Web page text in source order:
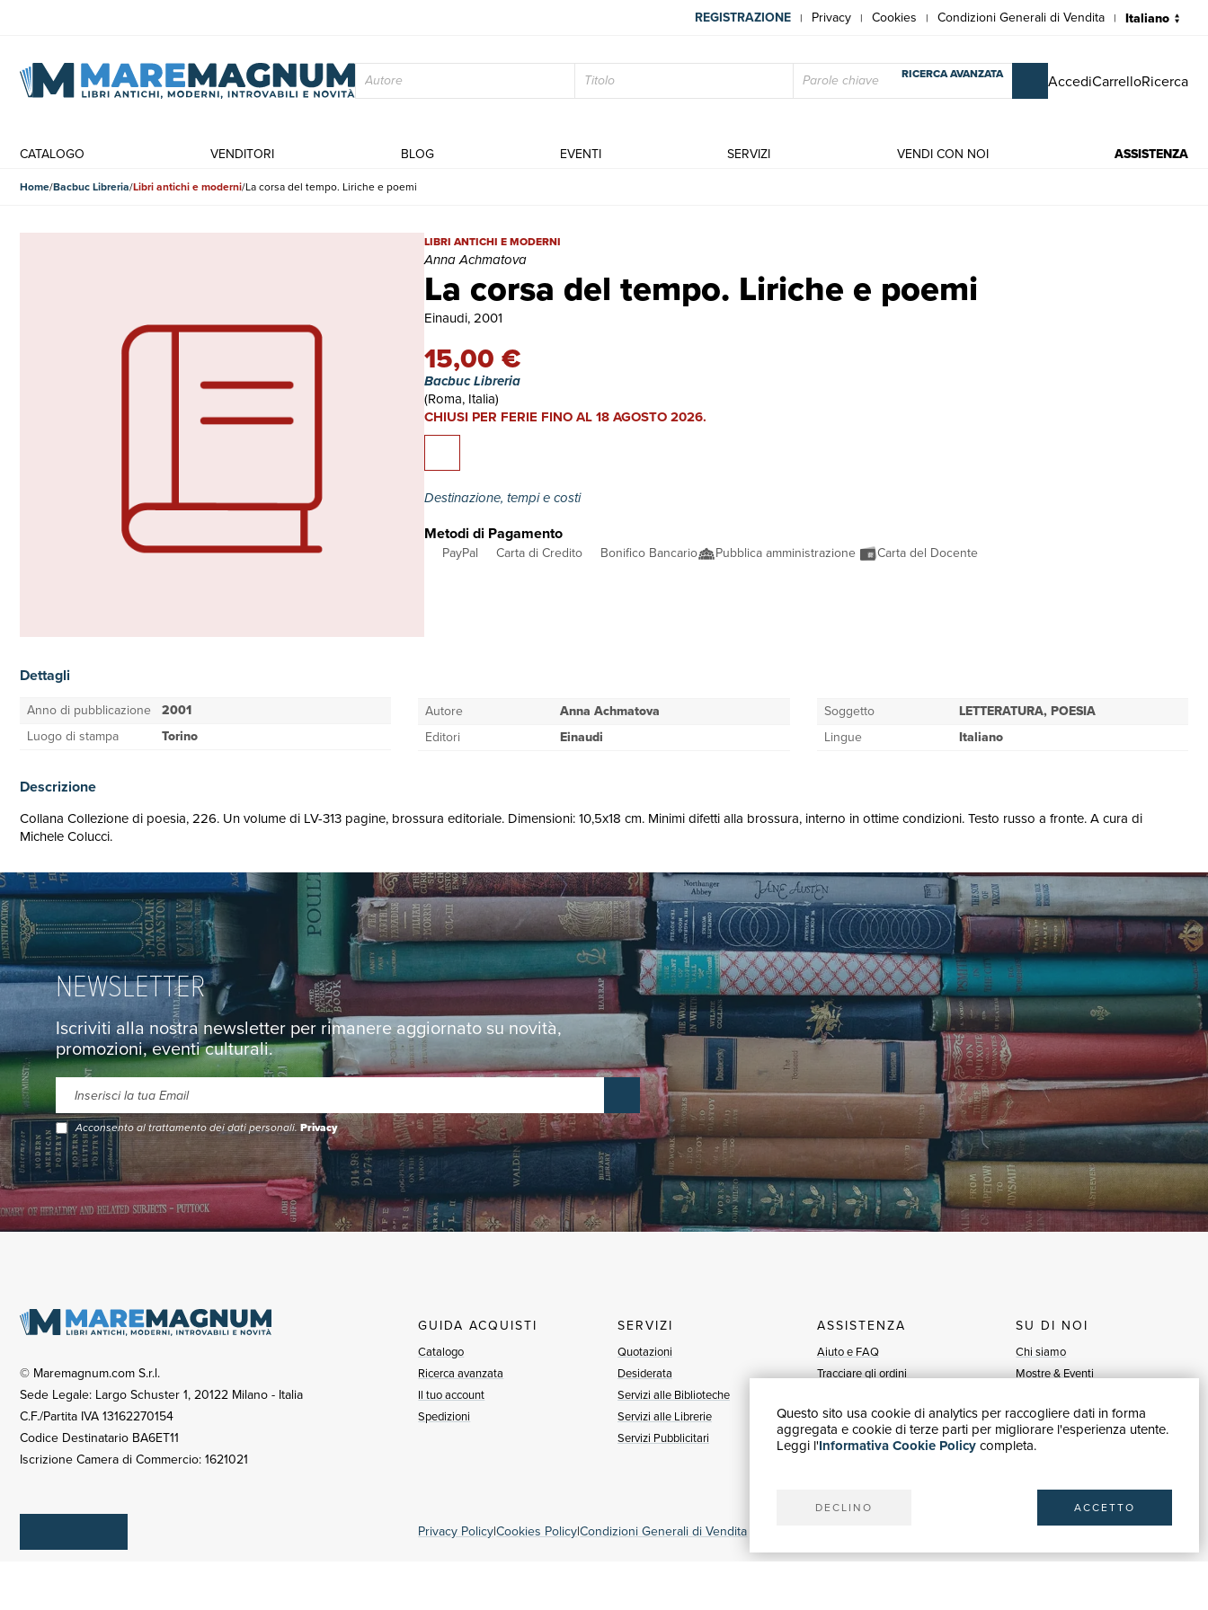
Questo sito usa cookie di analytics per raccogliere dati in forma
aggregata e cookie di terze parti per migliorare l'esperienza utente.
Leggi l'Informativa Cookie Policycompleta.
DECLINO ACCETTO
REGISTRAZIONE | Privacy | Cookies | Condizioni Generali di Vendita |
RICERCA AVANZATA AccediCarrelloRicerca
CATALOGO VENDITORI BLOG EVENTI SERVIZI VENDI CON NOI ASSISTENZA
Home Bacbuc Libreria Libri antichi e moderni La corsa del tempo. Liriche e poemi
La corsa del tempo. Liriche e poemi
La corsa del tempo. Liriche e poemi | Libri antichi e moderni | Anna Achmatova
LIBRI ANTICHI E MODERNI
Anna Achmatova
Einaudi, 2001
15,00 €
Bacbuc Libreria
(Roma, Italia)
CHIUSI PER FERIE FINO AL 18 AGOSTO 2026.
Destinazione, tempi e costi
Metodi di Pagamento
PayPal Carta di Credito Bonifico Bancario Pubblica amministrazione Carta del Docente
Dettagli
Anno di pubblicazione 2001
Luogo di stampa
Torino
Autore
Anna Achmatova
Editori
Einaudi
Soggetto
LETTERATURA, POESIA
Lingue
Italiano
Descrizione
Collana Collezione di poesia, 226. Un volume di LV-313 pagine, brossura editoriale. Dimensioni: 10,5x18 cm. Minimi difetti alla brossura, interno in ottime condizioni. Testo russo a fronte. A cura di
Michele Colucci.
NEWSLETTER
Iscriviti alla nostra newsletter per rimanere aggiornato su novità,
promozioni, eventi culturali.
Acconsento al trattamento dei dati personali.Privacy
© Maremagnum.com S.r.l.
Sede Legale: Largo Schuster 1, 20122 Milano - Italia
C.F./Partita IVA 13162270154
Codice Destinatario BA6ET11
Iscrizione Camera di Commercio: 1621021
GUIDA ACQUISTI
Catalogo
Ricerca avanzata
Il tuo account
Spedizioni
SERVIZI
Quotazioni
Desiderata
Servizi alle Biblioteche
Servizi alle Librerie
Servizi Pubblicitari
ASSISTENZA
Aiuto e FAQ
Tracciare gli ordini
Fatturazione
Carta del Docente / 18App
SU DI NOI
Chi siamo
Mostre & Eventi
Blog
Vendi con noi
Privacy Policy|Cookies Policy|Condizioni Generali di Vendita